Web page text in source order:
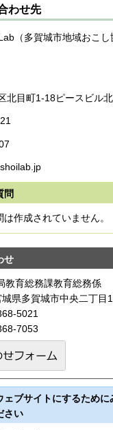
わせ先
（多賀城市地域おこ
北目町1-18ピースビル
問
作成されていません。
せ
教育総務課教育総務係
県多賀城市中央二丁目
5021
7053
ェブサイトにするため
さい